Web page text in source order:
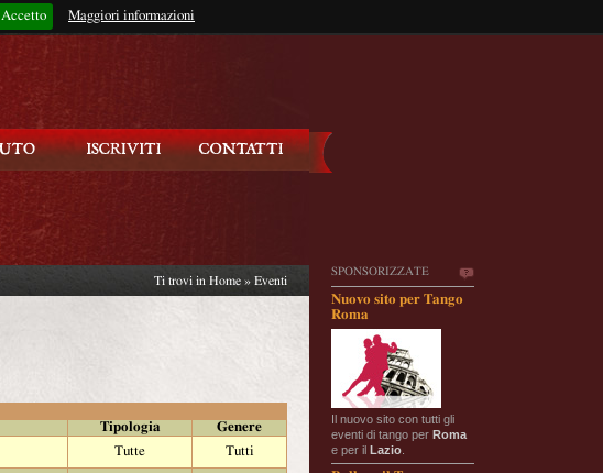
Accetto Maggiori informazioni
Rimani connesso?
SPONSORIZZATE
Nuovo sito per Tango
Roma
Il nuovo sito con tutti gli
eventi di tango per Roma
e per il Lazio
Ti trovi in Home » Eventi
Tipologia
Genere
Tutte
Tutti